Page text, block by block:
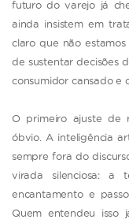
futuro do varejo já
ainda insistem em
claro que não
de sustentar decisões
consumidor cansado e
O primeiro ajuste de
óbvio. A inteligência
sempre fora do
virada silenciosa: a
encantamento e
Quem entendeu isso